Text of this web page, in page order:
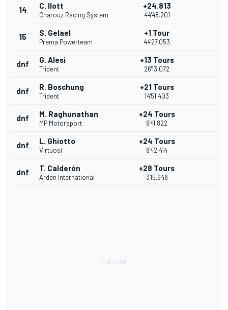
14 C. Ilott
Charouz Racing System
+24.813
44'48.201
15 S. Gelael
Prema Powerteam
+1 Tour
44'27.053
dnf G. Alesi
Trident
+13 Tours
26'13.072
dnf R. Boschung
Trident
+21 Tours
14'51.403
dnf M. Raghunathan
MP Motorsport
+24 Tours
9'41.822
dnf L. Ghiotto
Virtuosi
+24 Tours
9'42.414
dnf T. Calderón
Arden International
+28 Tours
3'15.648